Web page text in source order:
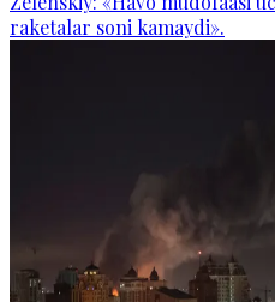
raketalar soni kamaydi».